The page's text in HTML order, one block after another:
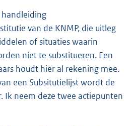
handleiding
van de KNMP, die uitleg
of situaties waarin
niet te substitueren. Een
houdt hier al rekening mee.
een Subsitutielijst wordt de
Ik neem deze twee actiepunten